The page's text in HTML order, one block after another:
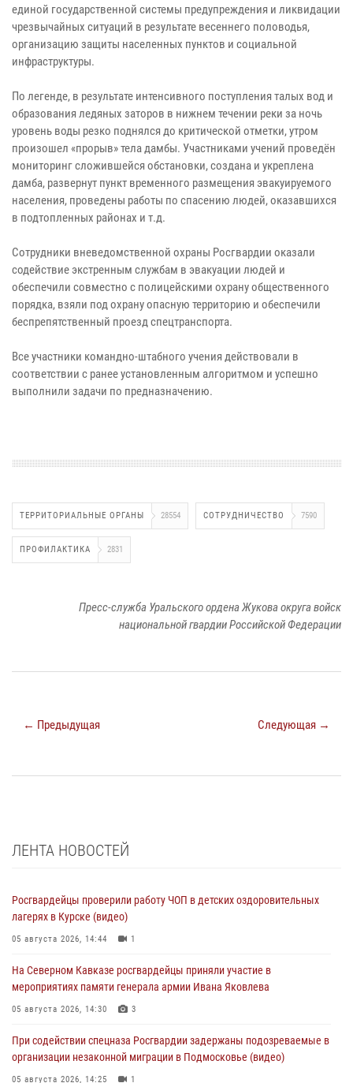
единой государственной системы предупреждения и ликвидации
чрезвычайных ситуаций в результате весеннего половодья,
организацию защиты населенных пунктов и социальной
инфраструктуры.
По легенде, в результате интенсивного поступления талых вод и
образования ледяных заторов в нижнем течении реки за ночь
уровень воды резко поднялся до критической отметки, утром
произошел «прорыв» тела дамбы. Участниками учений проведён
мониторинг сложившейся обстановки, создана и укреплена
дамба, развернут пункт временного размещения эвакуируемого
населения, проведены работы по спасению людей, оказавшихся
в подтопленных районах и т.д.
Сотрудники вневедомственной охраны Росгвардии оказали
содействие экстренным службам в эвакуации людей и
обеспечили совместно с полицейскими охрану общественного
порядка, взяли под охрану опасную территорию и обеспечили
беспрепятственный проезд спецтранспорта.
Все участники командно-штабного учения действовали в
соответствии с ранее установленным алгоритмом и успешно
выполнили задачи по предназначению.
ТЕРРИТОРИАЛЬНЫЕ ОРГАНЫ 28554 СОТРУДНИЧЕСТВО 7590
ПРОФИЛАКТИКА 2831
Пресс-служба Уральского ордена Жукова округа войск
национальной гвардии Российской Федерации
← Предыдущая Следующая →
ЛЕНТА НОВОСТЕЙ
Росгвардейцы проверили работу ЧОП в детских оздоровительных
лагерях в Курске (видео)
05 августа 2026, 14:44 1
На Северном Кавказе росгвардейцы приняли участие в
мероприятиях памяти генерала армии Ивана Яковлева
05 августа 2026, 14:30 3
При содействии спецназа Росгвардии задержаны подозреваемые в
организации незаконной миграции в Подмосковье (видео)
05 августа 2026, 14:25 1